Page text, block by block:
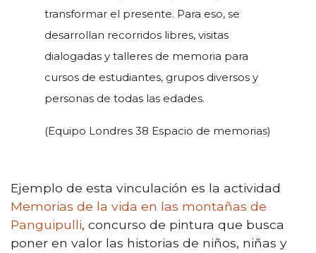
transformar el presente. Para eso, se
desarrollan recorridos libres, visitas
dialogadas y talleres de memoria para
cursos de estudiantes, grupos diversos y
personas de todas las edades.
(Equipo Londres 38 Espacio de memorias)
Ejemplo de esta vinculación es la actividad
Memorias de la vida en las montañas de
Panguipulli, concurso de pintura que busca
poner en valor las historias de niños, niñas y